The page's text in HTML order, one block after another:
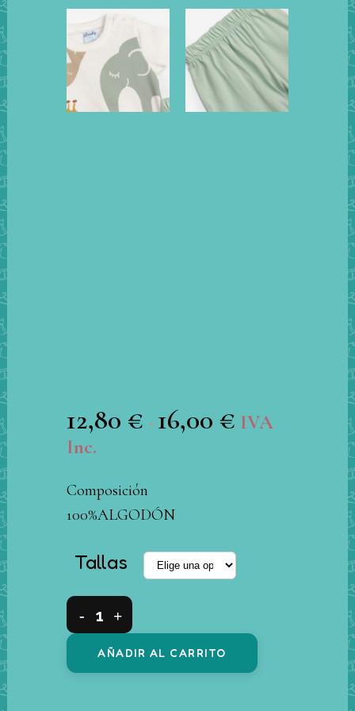
12,80 € - 16,00 € Rango
IVA
Inc.
Composición
100%ALGODÓN
Tallas
Conjuntos
piezas
AÑADIR AL CARRITO